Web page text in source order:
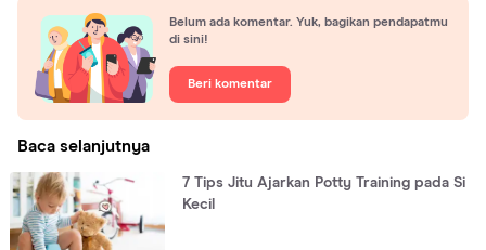
Belum ada komentar. Yuk, bagikan pendapatmu
di sini!
Beri komentar
Baca selanjutnya
7 Tips Jitu Ajarkan Potty Training pada Si
Kecil